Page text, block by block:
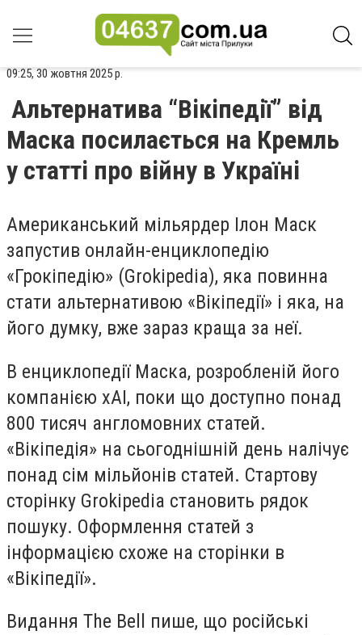
09:25, 30 жовтня 2025 р.
Альтернатива “Вікіпедії” від
Маска посилається на Кремль
у статті про війну в Україні
Американський мільярдер Ілон Маск
запустив онлайн-енциклопедію
«Грокіпедію» (Grokipedia), яка повинна
стати альтернативою «Вікіпедії» і яка, на
його думку, вже зараз краща за неї.
В енциклопедії Маска, розробленій його
компанією xAI, поки що доступно понад
800 тисяч англомовних статей.
«Вікіпедія» на сьогоднішній день налічує
понад сім мільйонів статей. Стартову
сторінку Grokipedia становить рядок
пошуку. Оформлення статей з
інформацією схоже на сторінки в
«Вікіпедії».
Видання The Bell пише, що російські